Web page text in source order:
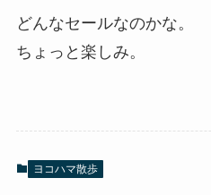
どんなセールなのかな。
ちょっと楽しみ。
ヨコハマ散歩